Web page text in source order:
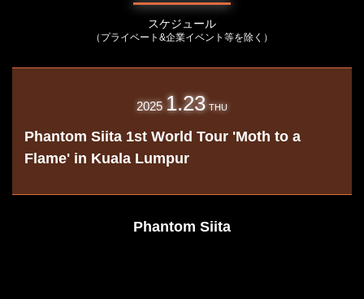
スケジュール
（プライベート&企業イベント等を除く）
2025 1.23 THU
Phantom Siita 1st World Tour 'Moth to a
Flame' in Kuala Lumpur
Phantom Siita